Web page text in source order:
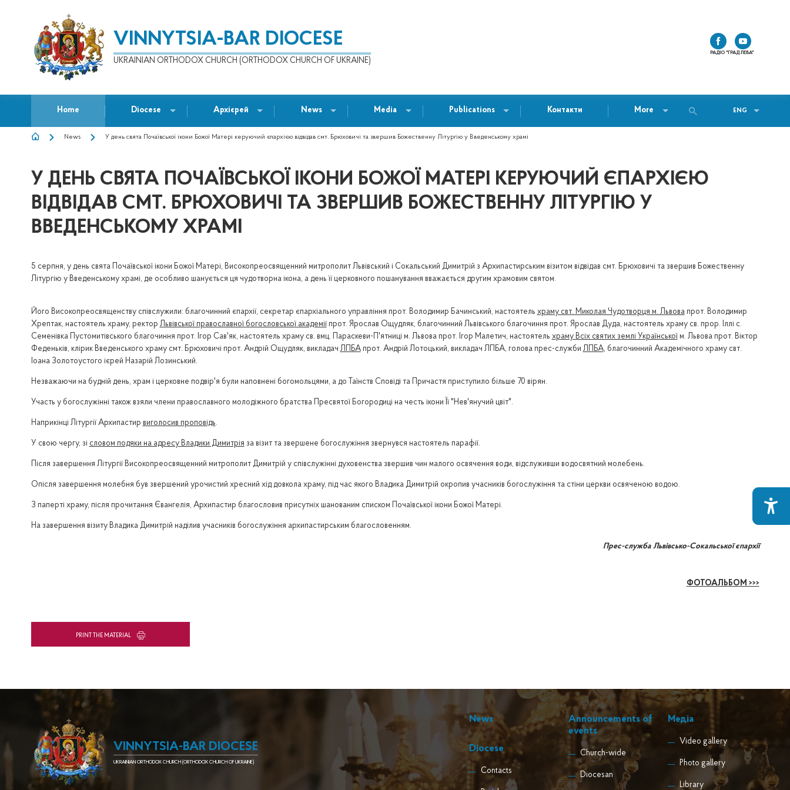
VINNYTSIA-BAR DIOCESE
UKRAINIAN ORTHODOX CHURCH (ORTHODOX CHURCH OF UKRAINE)
РАДІО "ГРАД ЛЕВА"
Home Diocese Архієрей News Media Publications Контакти More ENG
BREADCRUMB
News У день свята Почаївської ікони Божої Матері керуючий єпархією відвідав смт. Брюховичі та звершив Божественну Літургію у Введенському храмі
У ДЕНЬ СВЯТА ПОЧАЇВСЬКОЇ ІКОНИ БОЖОЇ МАТЕРІ КЕРУЮЧИЙ ЄПАРХІЄЮ
ВІДВІДАВ СМТ. БРЮХОВИЧІ ТА ЗВЕРШИВ БОЖЕСТВЕННУ ЛІТУРГІЮ У
ВВЕДЕНСЬКОМУ ХРАМІ
5 серпня, у день свята Почаївської ікони Божої Матері, Високопреосвященний митрополит Львівський і Сокальський Димитрій з Архипастирським візитом відвідав смт. Брюховичі та звершив Божественну
Літургію у Введенському храмі, де особливо шанується ця чудотворна ікона, а день її церковного пошанування вважається другим храмовим святом.
Його Високопреосвященству співслужили: благочинний єпархії, секретар єпархіального управління прот. Володимир Бачинський, настоятель храму свт. Миколая Чудотворця м. Львовапрот. Володимир
Хрептак, настоятель храму, ректор Львівської православної богословської академії прот. Ярослав Ощудляк, благочинний Львівського благочиння прот. Ярослав Дуда, настоятель храму св. прор. Іллі с.
Семенівка Пустомитівського благочиння прот. Ігор Сав'як, настоятель храму св. вмц. Параскеви-П'ятниці м. Львова прот. Ігор Малетич, настоятель храму Всіх святих землі Української м. Львова прот. Віктор
Феденьків, клірик Введенського храму смт. Брюховичі прот. Андрій Ощудляк, викладач ЛПБАпрот. Андрій Лотоцький, викладач ЛПБА, голова прес-служби ЛПБА, благочинний Академічного храму свт.
Іоана Золотоустого ієрей Назарій Лозинський.
Незважаючи на будній день, храм і церковне подвір'я були наповнені богомольцями, а до Таїнств Сповіді та Причастя приступило більше 70 вірян.
Участь у богослужінні також взяли члени православного молодіжного братства Пресвятої Богородиці на честь ікони Її "Нев'янучий цвіт".
Наприкінці Літургії Архипастир виголосив проповідь.
У свою чергу, зі словом подяки на адресу Владики Димитрія за візит та звершене богослужіння звернувся настоятель парафії.
Після завершення Літургії Високопреосвященний митрополит Димитрій у співслужінні духовенства звершив чин малого освячення води, відслуживши водосвятний молебень.
Опісля завершення молебня був звершений урочистий хресний хід довкола храму, під час якого Владика Димитрій окропив учасників богослужіння та стіни церкви освяченою водою.
З паперті храму, після прочитання Євангелія, Архипастир благословив присутніх шанованим списком Почаївської ікони Божої Матері.
На завершення візиту Владика Димитрій наділив учасників богослужіння архипастирським благословенням.
Прес-служба Львівсько-Сокальської єпархії
ФОТОАЛЬБОМ >>>
PRINT THE MATERIAL
VINNYTSIA-BAR DIOCESE
UKRAINIAN ORTHODOX CHURCH (ORTHODOX CHURCH OF UKRAINE)
News
Diocese
Contacts
Announcements of
events
Church-wide
Diocesan
Медіа
Video gallery
Photo gallery
Library